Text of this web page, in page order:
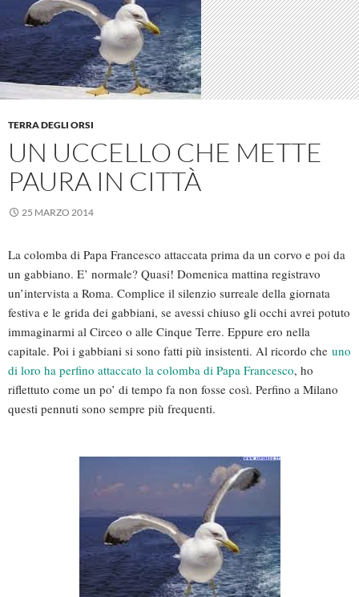
TERRA DEGLI ORSI
UN UCCELLO CHE METTE
PAURA IN CITTÀ
25 MARZO 2014
La colomba di Papa Francesco attaccata prima da un corvo e poi da
un gabbiano. E’ normale? Quasi! Domenica mattina registravo
un’intervista a Roma. Complice il silenzio surreale della giornata
festiva e le grida dei gabbiani, se avessi chiuso gli occhi avrei potuto
immaginarmi al Circeo o alle Cinque Terre. Eppure ero nella
capitale. Poi i gabbiani si sono fatti più insistenti. Al ricordo che uno
di loro ha perfino attaccato la colomba di Papa Francesco, ho
riflettuto come un po’ di tempo fa non fosse così. Perfino a Milano
questi pennuti sono sempre più frequenti.